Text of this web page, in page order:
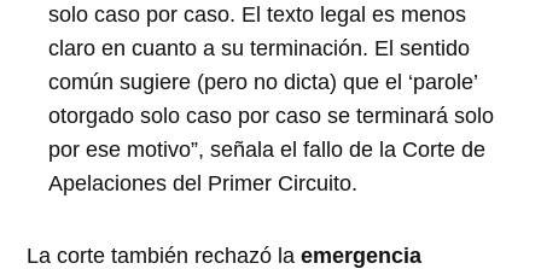
solo caso por caso. El texto legal es menos
claro en cuanto a su terminación. El sentido
común sugiere (pero no dicta) que el ‘parole’
otorgado solo caso por caso se terminará solo
por ese motivo”, señala el fallo de la Corte de
Apelaciones del Primer Circuito.
La corte también rechazó laemergencia